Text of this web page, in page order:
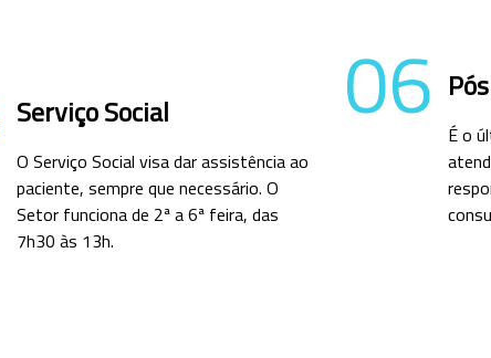
Serviço Social
O Serviço Social visa dar assistência ao
paciente, sempre que necessário. O
Setor funciona de 2ª a 6ª feira, das
7h30 às 13h.
06
É o